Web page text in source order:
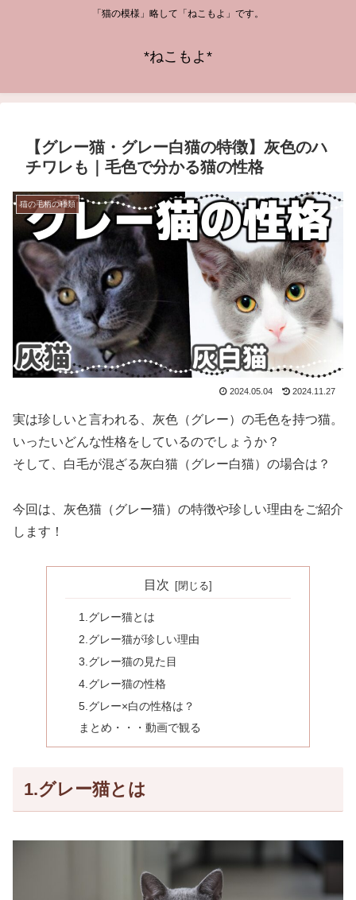
「猫の模様」略して「ねこもよ」です。
*ねこもよ*
【グレー猫・グレー白猫の特徴】灰色のハ
チワレも｜毛色で分かる猫の性格
猫の毛柄の種類
2024.05.04 2024.11.27
実は珍しいと言われる、灰色（グレー）の毛色を持つ猫。
いったいどんな性格をしているのでしょうか？
そして、白毛が混ざる灰白猫（グレー白猫）の場合は？
今回は、灰色猫（グレー猫）の特徴や珍しい理由をご紹介
します！
目次
1.グレー猫とは
2.グレー猫が珍しい理由
3.グレー猫の見た目
4.グレー猫の性格
5.グレー×白の性格は？
まとめ・・・動画で観る
1.グレー猫とは